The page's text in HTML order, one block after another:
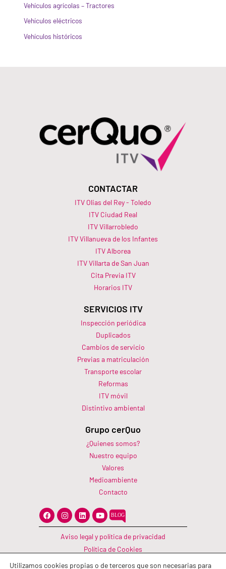
Vehículos agrícolas – Tractores
Vehículos eléctricos
Vehículos históricos
CONTACTAR
ITV Olias del Rey - Toledo
ITV Ciudad Real
ITV Villarrobledo
ITV Villanueva de los Infantes
ITV Alborea
ITV Villarta de San Juan
Cita Previa ITV
Horarios ITV​
SERVICIOS ITV
Inspección periódica
Duplicados
Cambios de servicio
Previas a matriculación
Transporte escolar
Reformas
ITV móvil
Distintivo ambiental
Grupo cerQuo
¿Quienes somos?
Nuestro equipo
Valores
Medioambiente
Contacto
F
a
c
o
k
I
n
s
t
a
r
a
L
i
n
k
e
d
i
n
Y
o
u
t
u
b
e
Aviso legal y política de privacidad
Política de Cookies
Canal Información
Utilizamos cookies propias o de terceros que son necesarias para